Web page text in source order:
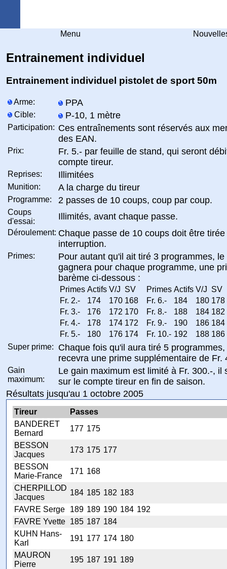
Menu
Entrainement individuel
Entrainement individuel pistolet de sport 50m
Arme: PPA
Cible: P-10, 1 mètre
Participation: Ces entraînements sont réservés aux
des EAN.
Prix:
Fr. 5.- par feuille de stand, qui seront
compte tireur.
Reprises: Illimitées
Munition: A la charge du tireur
Programme: 2 passes de 10 coups, coup par coup.
Coups
d'essai:
Illimités, avant chaque passe.
Déroulement: Chaque passe de 10 coups doit être
interruption.
Primes:
Pour autant qu'il ait tiré 3 programmes, le
gagnera pour chaque programme, une
barème ci-dessous :
Primes Actifs V/J SV Primes Actifs V/J SV
Fr. 2.-
174 170 168 Fr. 6.- 184 180 178
Fr. 3.-
176 172 170 Fr. 8.- 188 184 182
Fr. 4.-
178 174 172 Fr. 9.- 190 186 184
Fr. 5.-
180 176 174 Fr. 10.- 192 188 186
Super prime:
Chaque fois qu'il aura tiré 5
recevra une prime supplémentaire de Fr.
Gain
maximum:
Le gain maximum est limité à Fr. 300.-, il
sur le compte tireur en fin de saison.
Résultats jusqu'au 1 octobre 2005
Tireur
Passes
BANDERET
Bernard
177 175
BESSON
Jacques
173 175 177
BESSON
Marie-France
171 168
CHERPILLOD
Jacques
184 185 182 183
FAVRE Serge
189 189 190 184 192
FAVRE Yvette 185 187 184
KUHN Hans-
Karl
191 177 174 180
MAURON
Pierre
195 187 191 189